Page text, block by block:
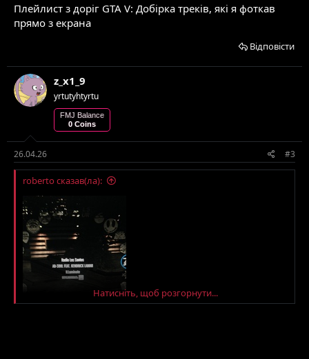
Плейлист з доріг GTA V: Добірка треків, які я фоткав
прямо з екрана
Відповісти
z_x1_9
yrtutyhtyrtu
FMJ Balance
0 Coins
26.04.26 #3
roberto сказав(ла):
Натисніть, щоб розгорнути...